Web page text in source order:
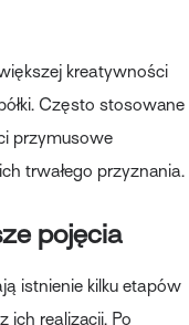
kreatywności
Często stosowane
przymusowe
trwałego przyznania.
pojęcia
istnienie kilku etapów
ich realizacji. Po